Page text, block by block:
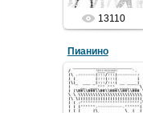
13110
Пианино
08.01.2012